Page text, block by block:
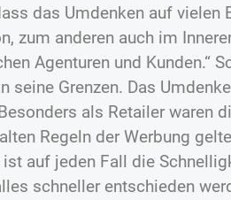
das Umdenken auf vielen
zum anderen auch im
Agenturen und Kunden.“
seine Grenzen. Das
als Retailer waren
Regeln der Werbung
auf jeden Fall die
schneller entschieden